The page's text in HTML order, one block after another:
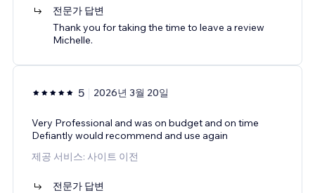
전문가 답변
Thank you for taking the time to leave a review
Michelle.
5 2026년 3월 20일
Very Professional and was on budget and on time
Defiantly would recommend and use again
제공 서비스: 사이트 이전
전문가 답변